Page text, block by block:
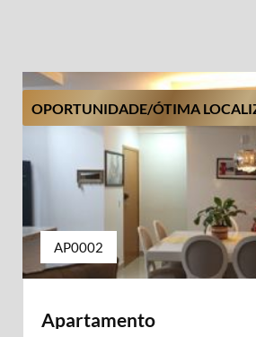
OPORTUNIDADE/ÓTIMA
AP0002
Apartamento